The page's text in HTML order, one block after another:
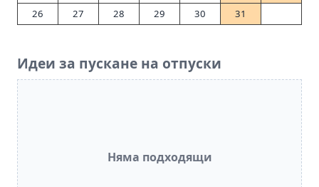
26
27 28 29 30 31
Идеи за пускане на отпуски
Няма подходящи